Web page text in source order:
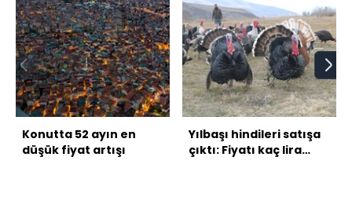
Konutta 52 ayın en
düşük fiyat artışı
Yılbaşı hindileri satışa
çıktı: Fiyatı kaç lira